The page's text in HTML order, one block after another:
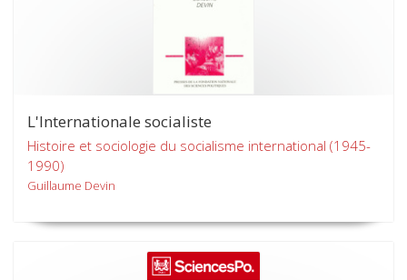
L'Internationale socialiste
Histoire et sociologie du socialisme international (1945-
1990)
Guillaume Devin